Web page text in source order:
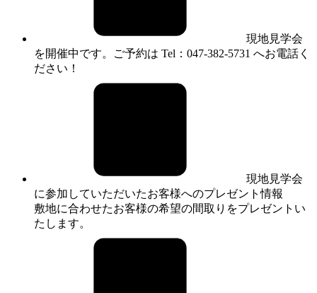
現地見学会
を開催中です。ご予約は Tel：047-382-5731 へお電話く
ださい！
現地見学会
に参加していただいたお客様へのプレゼント情報
敷地に合わせたお客様の希望の間取りをプレゼントい
たします。